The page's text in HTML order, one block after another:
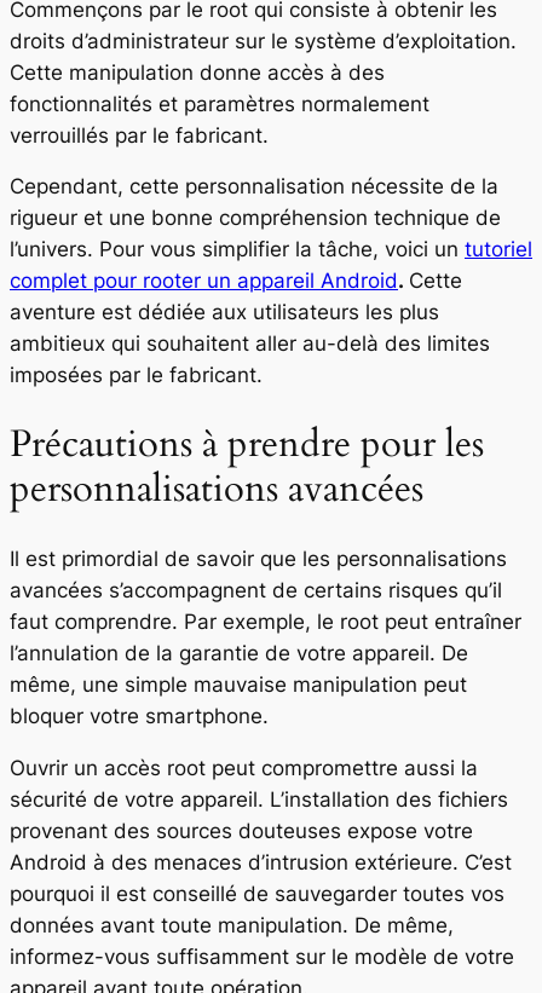
Commençons par le root qui consiste à obtenir les
droits d’administrateur sur le système d’exploitation.
Cette manipulation donne accès à des
fonctionnalités et paramètres normalement
verrouillés par le fabricant.
Cependant, cette personnalisation nécessite de la
rigueur et une bonne compréhension technique de
l’univers. Pour vous simplifier la tâche, voici un tutoriel
complet pour rooter un appareil Android. Cette
aventure est dédiée aux utilisateurs les plus
ambitieux qui souhaitent aller au-delà des limites
imposées par le fabricant.
Précautions à prendre pour les
personnalisations avancées
Il est primordial de savoir que les personnalisations
avancées s’accompagnent de certains risques qu’il
faut comprendre. Par exemple, le root peut entraîner
l’annulation de la garantie de votre appareil. De
même, une simple mauvaise manipulation peut
bloquer votre smartphone.
Ouvrir un accès root peut compromettre aussi la
sécurité de votre appareil. L’installation des fichiers
provenant des sources douteuses expose votre
Android à des menaces d’intrusion extérieure. C’est
pourquoi il est conseillé de sauvegarder toutes vos
données avant toute manipulation. De même,
informez-vous suffisamment sur le modèle de votre
appareil avant toute opération.